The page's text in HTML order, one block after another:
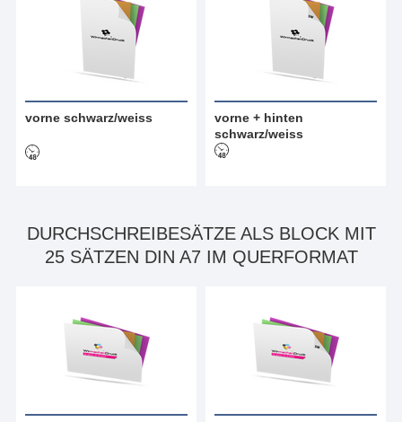
vorne schwarz/weiss
vorne + hinten
schwarz/weiss
DURCHSCHREIBESÄTZE ALS BLOCK MIT
25 SÄTZEN DIN A7 IM QUERFORMAT